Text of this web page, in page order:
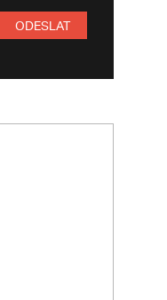
ODESLAT